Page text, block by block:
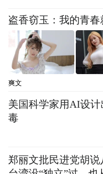
盗香窃玉：我的青
爽文
美国科学家用AI设计
毒
郑丽文批民进党胡说